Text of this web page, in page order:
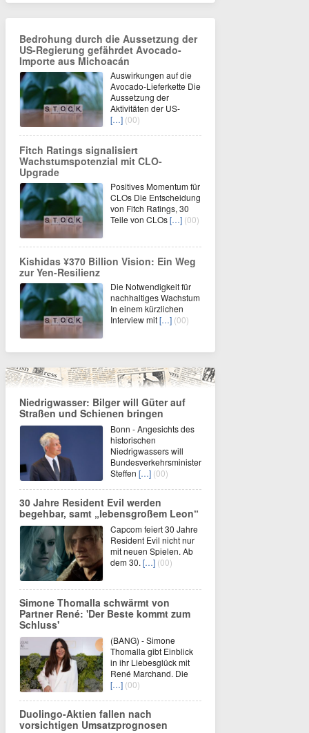
Bedrohung durch die Aussetzung der
US-Regierung gefährdet Avocado-
Importe aus Michoacán
Auswirkungen auf die
Avocado-Lieferkette Die
Aussetzung der
Aktivitäten der US-
[…] (00)
Fitch Ratings signalisiert
Wachstumspotenzial mit CLO-
Upgrade
Positives Momentum für
CLOs Die Entscheidung
von Fitch Ratings, 30
Teile von CLOs[…] (00)
Kishidas ¥370 Billion Vision: Ein Weg
zur Yen-Resilienz
Die Notwendigkeit für
nachhaltiges Wachstum
In einem kürzlichen
Interview mit[…] (00)
Niedrigwasser: Bilger will Güter auf
Straßen und Schienen bringen
Bonn - Angesichts des
historischen
Niedrigwassers will
Bundesverkehrsminister
Steffen […] (00)
30 Jahre Resident Evil werden
begehbar, samt „lebensgroßem Leon“
Capcom feiert 30 Jahre
Resident Evil nicht nur
mit neuen Spielen. Ab
dem 30. […] (00)
Simone Thomalla schwärmt von
Partner René: 'Der Beste kommt zum
Schluss'
(BANG) - Simone
Thomalla gibt Einblick
in ihr Liebesglück mit
René Marchand. Die
[…] (00)
Duolingo-Aktien fallen nach
vorsichtigen Umsatzprognosen